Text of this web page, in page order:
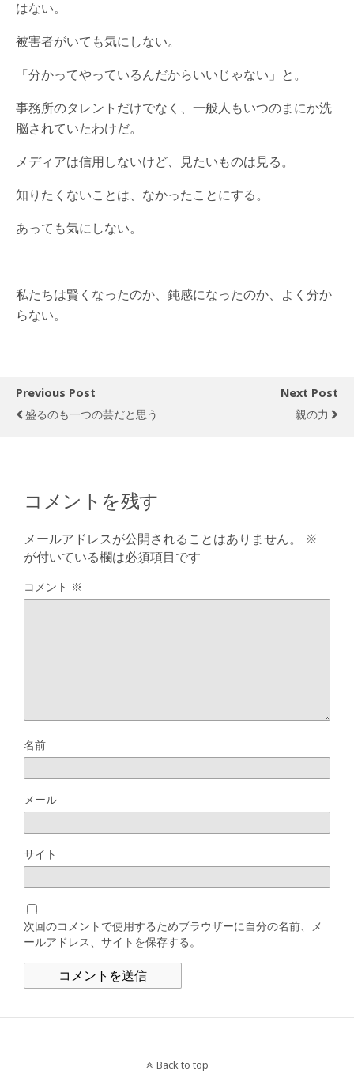
はない。
被害者がいても気にしない。
「分かってやっているんだからいいじゃない」と。
事務所のタレントだけでなく、一般人もいつのまにか洗
脳されていたわけだ。
メディアは信用しないけど、見たいものは見る。
知りたくないことは、なかったことにする。
あっても気にしない。
私たちは賢くなったのか、鈍感になったのか、よく分か
らない。
Previous Post
盛るのも一つの芸だと思う
Next Post
親の力
コメントを残す
メールアドレスが公開されることはありません。
※
が付いている欄は必須項目です
コメント ※
名前
メール
サイト
次回のコメントで使用するためブラウザーに自分の名前、メ
ールアドレス、サイトを保存する。
Back to top